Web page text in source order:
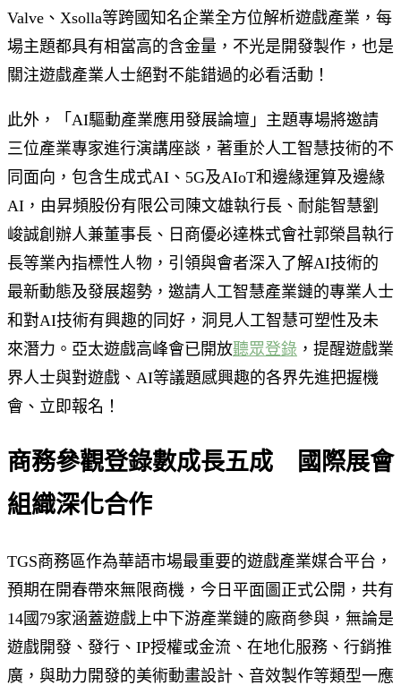
Valve、Xsolla等跨國知名企業全方位解析遊戲產業，每
場主題都具有相當高的含金量，不光是開發製作，也是
關注遊戲產業人士絕對不能錯過的必看活動！
此外，「AI驅動產業應用發展論壇」主題專場將邀請
三位產業專家進行演講座談，著重於人工智慧技術的不
同面向，包含生成式AI、5G及AIoT和邊緣運算及邊緣
AI，由昇頻股份有限公司陳文雄執行長、耐能智慧劉
峻誠創辦人兼董事長、日商優必達株式會社郭榮昌執行
長等業內指標性人物，引領與會者深入了解AI技術的
最新動態及發展趨勢，邀請人工智慧產業鏈的專業人士
和對AI技術有興趣的同好，洞見人工智慧可塑性及未
來潛力。亞太遊戲高峰會已開放聽眾登錄 ，提醒遊戲業
界人士與對遊戲、AI等議題感興趣的各界先進把握機
會、立即報名！
商務參觀登錄數成長五成 國際展會
組織深化合作
TGS商務區作為華語市場最重要的遊戲產業媒合平台，
預期在開春帶來無限商機，今日平面圖正式公開，共有
14國79家涵蓋遊戲上中下游產業鏈的廠商參與，無論是
遊戲開發、發行、IP授權或金流、在地化服務、行銷推
廣，與助力開發的美術動畫設計、音效製作等類型一應